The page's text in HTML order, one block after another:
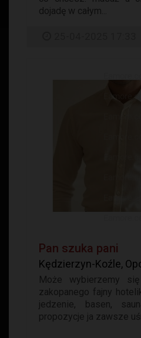
dojadę w całym...
Pan szuka pani
Kędzierzyn-Koźle,
Może wybierzemy
zakopanego fajny
jedzenie, basen,
propozycje ja zawsze